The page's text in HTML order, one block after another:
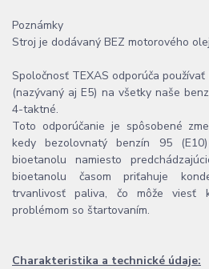
Poznámky
Stroj je dodávaný BEZ motorového
Spoločnosť TEXAS odporúča
(nazývaný aj E5) na všetky naše
4-taktné.
Toto odporúčanie je spôsobené
kedy bezolovnatý benzín 95
bioetanolu namiesto
bioetanolu časom priťahuje
trvanlivosť paliva, čo môže viesť
problémom so štartovaním.
Charakteristika a technické údaje: